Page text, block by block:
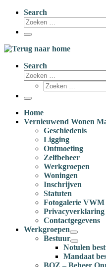
Search
Zoeken
Menu
Search
Zoeken
Zoeken
Menu
Home
Vernieuwend Wonen
Geschiedenis
Ligging
Ontmoeting
Zelfbeheer
Werkgroepen
Woningen
Inschrijven
Statuten
Fotogalerie VWM
Privacyverklaring
Contactgegevens
Werkgroepen
Bestuur
Notulen
Mandaat
BOZ – Beheer